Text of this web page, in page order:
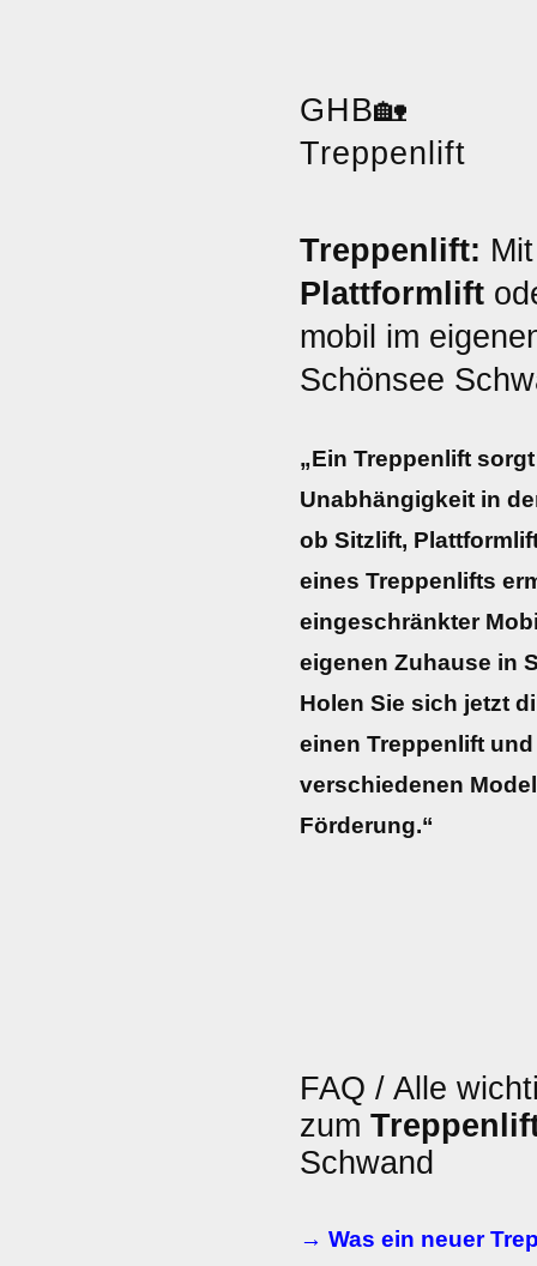
GHB🏡
Treppenlift
Treppenlift:
Plattformlift
mobil im
Schönsee
„Ein Treppenlift
Unabhängigkeit in
ob Sitzlift,
eines Treppenlifts
eingeschränkter
eigenen Zuhause in
Holen Sie sich jetzt
einen Treppenlift
verschiedenen
Förderung.“
FAQ / Alle
zum
Schwand
→ Was ein neuer